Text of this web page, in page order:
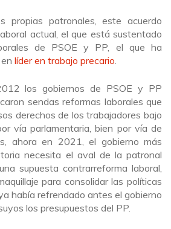
propias patronales, este acuerdo
actual, el que está sustentado
de PSOE y PP, el que ha
líder en trabajo precario.
los gobiernos de PSOE y PP
sendas reformas laborales que
derechos de los trabajadores bajo
vía parlamentaria, bien por vía de
ahora en 2021, el gobierno más
necesita el aval de la patronal
supuesta contrarreforma laboral,
para consolidar las políticas
había refrendado antes el gobierno
los presupuestos del PP.